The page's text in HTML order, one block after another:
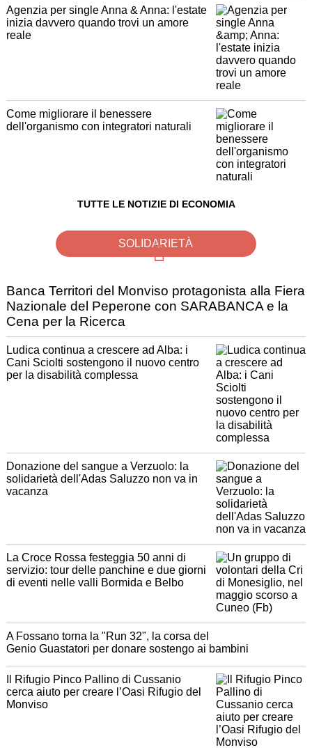
Agenzia per single Anna & Anna: l'estate
inizia davvero quando trovi un amore
reale
Come migliorare il benessere
dell'organismo con integratori naturali
TUTTE LE NOTIZIE DI ECONOMIA
SOLIDARIETÀ
Banca Territori del Monviso protagonista alla Fiera
Nazionale del Peperone con SARABANCA e la
Cena per la Ricerca
Ludica continua a crescere ad Alba: i
Cani Sciolti sostengono il nuovo centro
per la disabilità complessa
Donazione del sangue a Verzuolo: la
solidarietà dell'Adas Saluzzo non va in
vacanza
La Croce Rossa festeggia 50 anni di
servizio: tour delle panchine e due giorni
di eventi nelle valli Bormida e Belbo
A Fossano torna la "Run 32", la corsa del
Genio Guastatori per donare sostengo ai bambini
Il Rifugio Pinco Pallino di Cussanio
cerca aiuto per creare l’Oasi Rifugio del
Monviso